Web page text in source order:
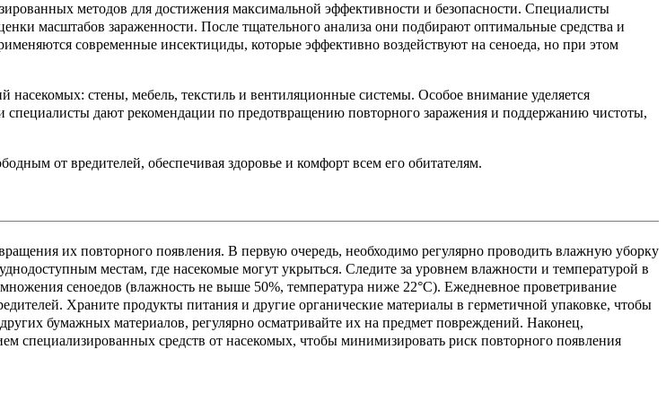
методов для достижения максимальной эффективности и безопасности. Специалисты
масштабов зараженности. После тщательного анализа они подбирают оптимальные средства и
современные инсектициды, которые эффективно воздействуют на сеноеда, но при этом
стены, мебель, текстиль и вентиляционные системы. Особое внимание уделяется
специалисты дают рекомендации по предотвращению повторного заражения и поддержанию чистоты,
от вредителей, обеспечивая здоровье и комфорт всем его обитателям.
их повторного появления. В первую очередь, необходимо регулярно проводить влажную уборку
местам, где насекомые могут укрыться. Следите за уровнем влажности и температурой в
сеноедов (влажность не выше 50%, температура ниже 22°C). Ежедневное проветривание
Храните продукты питания и другие органические материалы в герметичной упаковке, чтобы
бумажных материалов, регулярно осматривайте их на предмет повреждений. Наконец,
специализированных средств от насекомых, чтобы минимизировать риск повторного появления